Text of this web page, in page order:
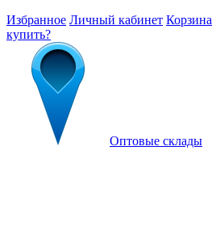
Избранное Личный кабинет Корзина
купить?
Оптовые склады